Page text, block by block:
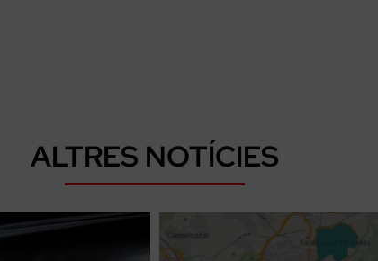
ALTRES NOTÍCIES